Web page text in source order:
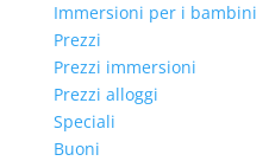
Immersioni per i bambini
Prezzi
Prezzi immersioni
Prezzi alloggi
Speciali
Buoni